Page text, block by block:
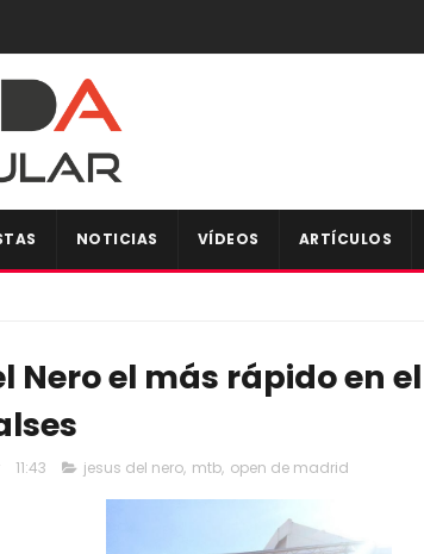
NOTICIAS VÍDEOS ARTÍCULOS
Nero el más rápido en
11:43 jesus del nero, mtb, open de madrid